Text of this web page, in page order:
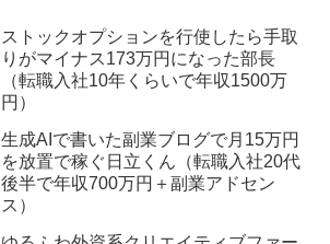
ストックオプションを行使したら手取
りがマイナス173万円になった部長
（転職入社10年くらいで年収1500万
円）
生成AIで書いた副業ブログで月15万円
を放置で稼ぐ日立くん（転職入社20代
後半で年収700万円＋副業アドセン
ス）